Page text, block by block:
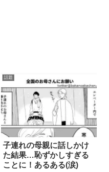
話題
子連れの母親に話しかけ
た結果…恥ずかしすぎる
ことに！あるある(涙)